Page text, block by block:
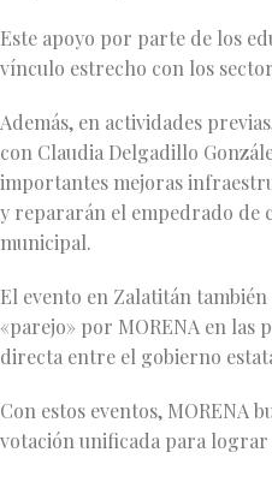
Este apoyo por parte de los
vínculo estrecho con los
Además, en actividades
con Claudia Delgadillo
importantes mejoras
y repararán el empedrado de
municipal.
El evento en Zalatitán
«parejo» por MORENA en las
directa entre el gobierno
Con estos eventos, MORENA
votación unificada para lograr